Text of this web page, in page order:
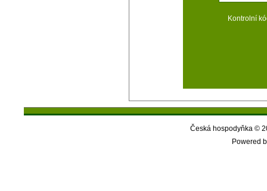
Kontrolní
Česká hospodyňka ©
Powered